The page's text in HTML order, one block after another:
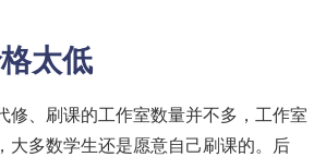
太低
修、刷课的工作室数量并不多，工作室
大多数学生还是愿意自己刷课的。后